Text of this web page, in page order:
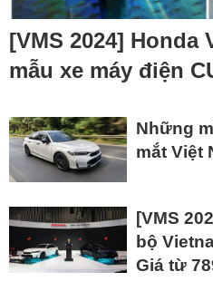
[VMS 2024] Honda
mẫu xe máy điện
Những
mắt Việt
[VMS
bộ
Giá từ